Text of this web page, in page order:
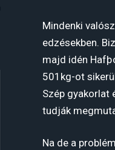
Mindenki
edzésekben.
majd idén
501kg-ot
Szép gyakorlat
tudják
Na de a